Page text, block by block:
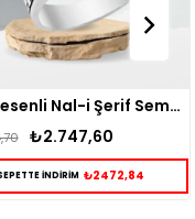
₺2.432,38
₺3.184,50
SEPETTE İNDİRİM ₺2189,14